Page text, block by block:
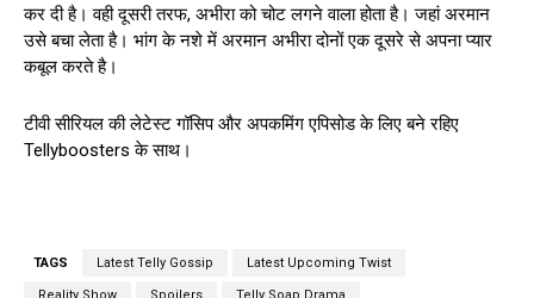
कर दी है। वही दूसरी तरफ, अभीरा को चोट लगने वाला होता है। जहां अरमान
उसे बचा लेता है। भांग के नशे में अरमान अभीरा दोनों एक दूसरे से अपना प्यार
कबूल करते है।
टीवी सीरियल की लेटेस्ट गॉसिप और अपकमिंग एपिसोड के लिए बने रहिए
Tellyboosters के साथ।
TAGS Latest Telly Gossip Latest Upcoming Twist
Reality Show Spoilers Telly Soap Drama